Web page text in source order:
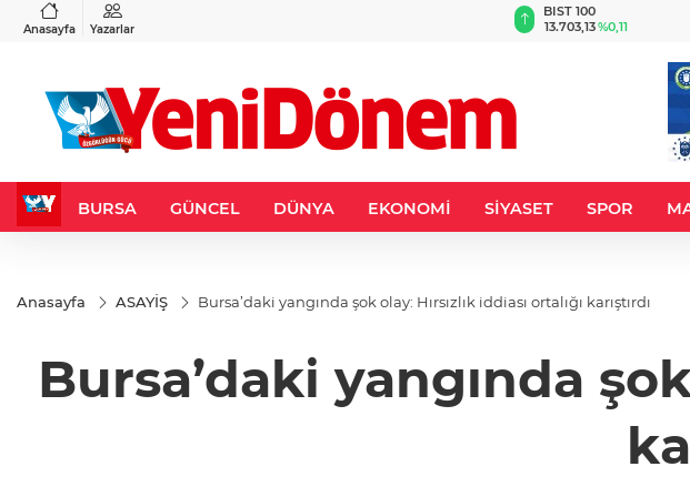
Anasayfa Yazarlar
%0,37
BIST 100
13.703,13%0,11
BURSA GÜNCEL DÜNYA EKONOMİ SİYASET SPOR
Anasayfa ASAYİŞ Bursa’daki yangında şok olay: Hırsızlık iddiası ortalığı karıştırdı
Bursa’daki yangında